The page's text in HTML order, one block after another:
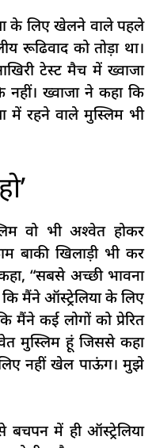
के लिए खेलने वाले पहले
रूढिवाद को तोड़ा था।
टेस्ट मैच में ख्वाजा
ख्वाजा ने कहा कि
में रहने वाले मुस्लिम भी
वो भी अश्वेत होकर
बाकी खिलाड़ी भी कर
“सबसे अच्छी भावना
कि मैंने ऑस्ट्रेलिया के लिए
मैंने कई लोगों को प्रेरित
मुस्लिम हूं जिससे कहा
नहीं खेल पाऊंग। मुझे
बचपन में ही ऑस्ट्रेलिया